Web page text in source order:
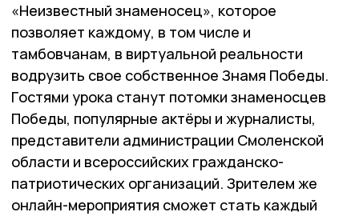
«Неизвестный знаменосец», которое
позволяет каждому, в том числе и
тамбовчанам, в виртуальной реальности
водрузить свое собственное Знамя Победы.
Гостями урока станут потомки знаменосцев
Победы, популярные актёры и журналисты,
представители администрации Смоленской
области и всероссийских гражданско-
патриотических организаций. Зрителем же
онлайн-мероприятия сможет стать каждый